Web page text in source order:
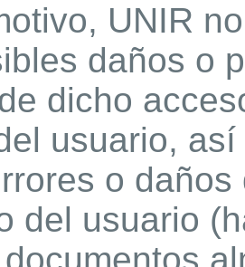
UNIR
daños o
dicho
usuario,
o
del usuario